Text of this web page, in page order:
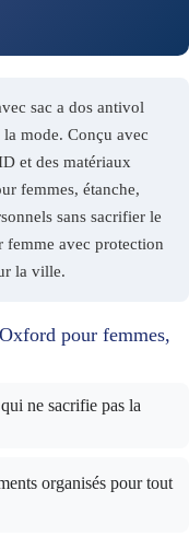
sac a dos antivol
mode. Conçu avec
et des matériaux
femmes, étanche,
sans sacrifier le
avec protection
la ville.
pour femmes,
ne sacrifie pas la
organisés pour tout